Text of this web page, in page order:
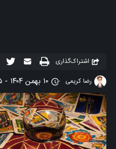
اشتراک‌گذاری
رضا کریمی
۱۰ بهمن ۱۴۰۴ - ۰۹:۵۵